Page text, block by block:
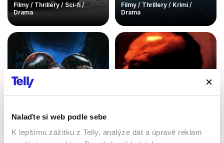
Nalaďte si web podle sebe
K lepšímu zážitku z Telly, analýze dat a úpravě reklam
Filmy / Thrillery / Sci-fi /
Drama
Filmy / Thrillery / Krimi /
Drama